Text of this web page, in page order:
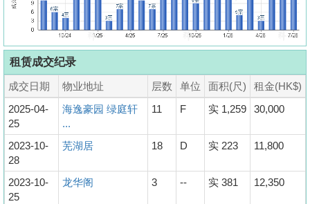
租赁成交纪录
成交日期 物业地址 层数 单位 面积(尺)
租金(HK$)
2025-04-
25
海逸豪园 绿庭轩
...
11 F 实 1,259 30,000
2023-10-
28
芜湖居 18 D 实 223 11,800
2023-10-
25
龙华阁 3 -- 实 381 12,350